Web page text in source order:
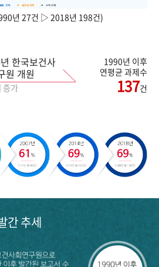
년 27건 ▷ 2018년 198건)
한국보건사
원 개원
증가
1990년 이후
연평균 과제수
137건
간 추세